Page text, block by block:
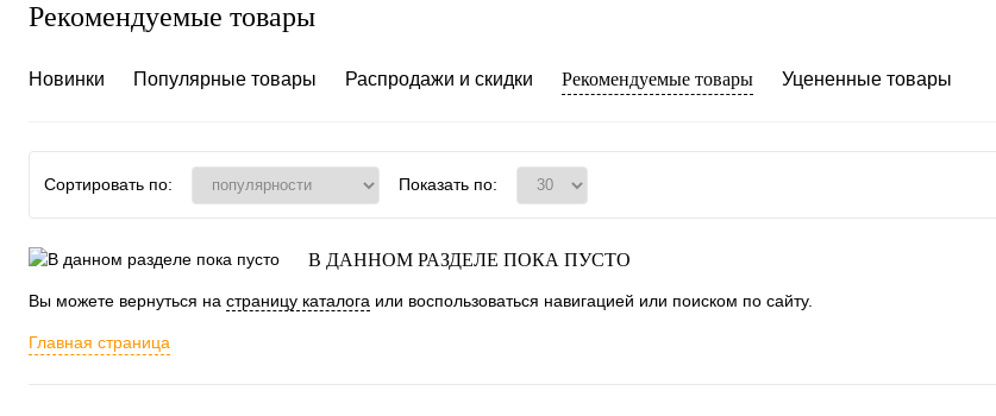
Рекомендуемые товары
Новинки Популярные товары Распродажи и скидки Рекомендуемые товары Уцененные товары
Сортировать по: Показать по:
В ДАННОМ РАЗДЕЛЕ ПОКА ПУСТО
Вы можете вернуться на страницу каталога или воспользоваться навигацией или поиском по сайту.
Главная страница